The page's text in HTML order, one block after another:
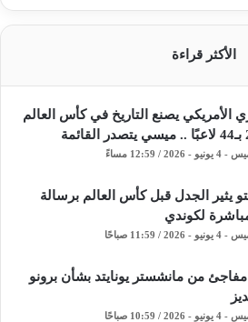
الأكثر قراءة
الأمريكي يصنع التاريخ في كأس العالم
- 2026 / 12:59 مساءً
يثير الجدل قبل كأس العالم برسالة
لكوندي
- 2026 / 11:59 صباحًا
مفاجئ من مانشستر يونايتد بشأن برونو
- 2026 / 10:59 صباحًا